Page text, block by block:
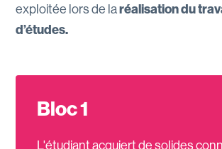
exploitée lors de laréalisation du
d’études.
Bloc 1
L'étudiant acquiert de solides